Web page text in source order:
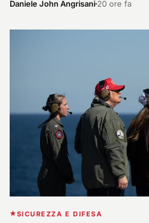
Daniele John Angrisani 20 ore fa
SICUREZZA E DIFESA